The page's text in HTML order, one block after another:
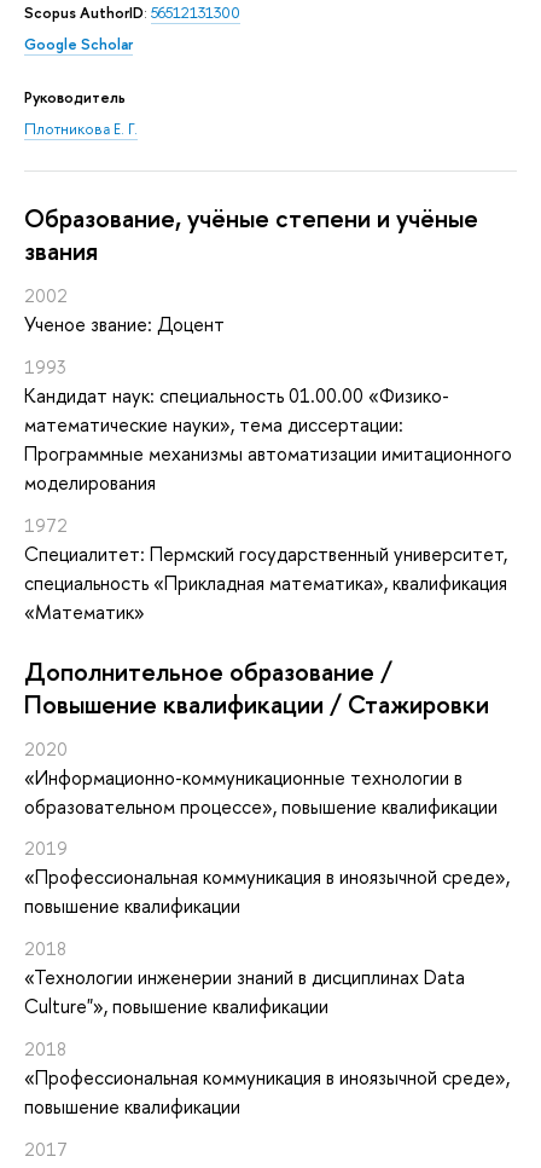
Scopus AuthorID: 56512131300
Google Scholar
Руководитель
Плотникова Е. Г.
Oбразование, учёные степени и учёные
звания
2002
Ученое звание: Доцент
1993
Кандидат наук: специальность 01.00.00 «Физико-
математические науки», тема диссертации:
Программные механизмы автоматизации имитационного
моделирования
1972
Специалитет: Пермский государственный университет,
специальность «Прикладная математика», квалификация
«Математик»
Дополнительное образование /
Повышение квалификации / Стажировки
2020
«Информационно-коммуникационные технологии в
образовательном процессе», повышение квалификации
2019
«Профессиональная коммуникация в иноязычной среде»,
повышение квалификации
2018
«Технологии инженерии знаний в дисциплинах Data
Culture"», повышение квалификации
2018
«Профессиональная коммуникация в иноязычной среде»,
повышение квалификации
2017